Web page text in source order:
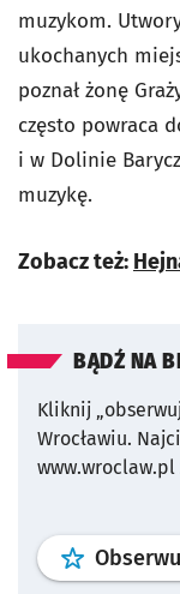
muzykom.
ukochanych
poznał żonę
często powraca
i w Dolinie
muzykę.
Zobacz też:
BĄDŹ NA
Kliknij
Wrocławiu.
www.wroclaw.pl